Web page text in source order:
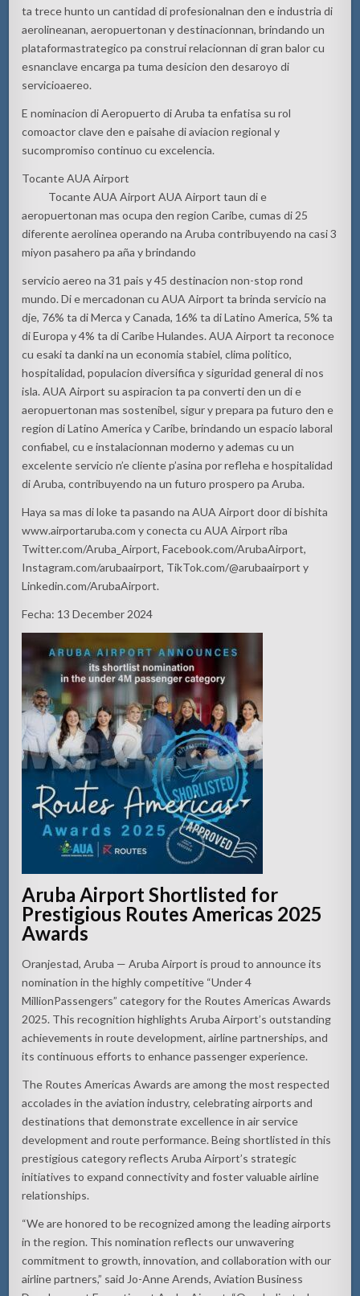
tatrecehunto uncantidad diprofesionalnan den eindustria di
aerolineanan,aeropuertonan ydestinacionnan,brindando un
plataformastrategico paconstruirelacionnan di granbalorcu
esnanclaveencarga patuma desicion dendesaroyo di
servicioaereo.
Enominacion di Aeropuerto di Aruba taenfatisa su rol
comoactor clave den epaisahediaviacion regional y
sucompromiso continuo cuexcelencia.
Tocante AUAAirport
Tocante AUAAirport AUAAirport taun di e
aeropuertonan mas ocupa denregion Caribe,cumas di 25
diferenteaerolinea operandona Aruba contribuyendona casi 3
miyon pasahero pa aña y brindando
servicio aereo na 31 pais y 45 destinacion non-stop rond
mundo. Di e mercadonan cu AUA Airport ta brinda servicio na
dje, 76% ta di Merca y Canada, 16% ta di LatinoAmerica, 5% ta
di Europa y 4% ta di Caribe Hulandes. AUA Airport ta reconoce
cu esaki ta danki na un economia stabiel, clima politico,
hospitalidad, populacion diversifica y siguridad general di nos
isla. AUA Airport su aspiracion ta pa converti den un di e
aeropuertonan mas sostenibel, sigur y prepara pa futuro den e
region di Latino America y Caribe, brindando un espacio laboral
confiabel, cu e instalacionnan moderno y ademas cu un
excelente servicio n’e cliente p’asina por refleha e hospitalidad
di Aruba, contribuyendo na un futuro prospero pa Aruba.
Haya sa mas diloketa pasandona AUAAirport doordibishita
www.airportaruba.com y conectacu AUAAirport riba
Twitter.com/Aruba_Airport, Facebook.com/ArubaAirport,
Instagram.com/arubaairport, TikTok.com/@arubaairport y
Linkedin.com/ArubaAirport.
Fecha: 13 December 2024
Aruba Airport Shortlisted for
Prestigious Routes Americas 2025
Awards
Oranjestad, Aruba — Aruba Airport is proud to announce its
nomination in the highly competitive “Under 4
MillionPassengers” category for the Routes Americas Awards
2025. This recognition highlights Aruba Airport’s outstanding
achievements in route development, airline partnerships, and
its continuous efforts to enhance passenger experience.
The Routes Americas Awards are among the most respected
accolades in the aviation industry, celebrating airports and
destinations that demonstrate excellence in air service
development and route performance. Being shortlisted in this
prestigious category reflects Aruba Airport’s strategic
initiatives to expand connectivity and foster valuable airline
relationships.
“We are honored to be recognized among the leading airports
in the region. This nomination reflects our unwavering
commitment to growth, innovation, and collaboration with our
airline partners,” said Jo-Anne Arends, Aviation Business